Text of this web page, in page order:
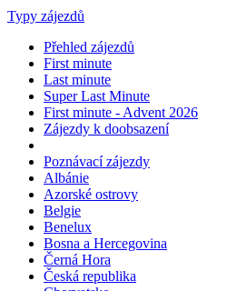
Typy zájezdů
Přehled zájezdů
First minute
Last minute
Super Last Minute
First minute - Advent 2026
Zájezdy k doobsazení
Poznávací zájezdy
Albánie
Azorské ostrovy
Belgie
Benelux
Bosna a Hercegovina
Černá Hora
Česká republika